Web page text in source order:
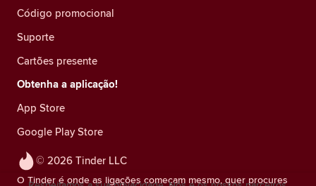
© 2026 Tinder LLC
O Tinder é onde as ligações começam mesmo, quer procures
Código promocional
Suporte
Cartões presente
Obtenha a aplicação!
App Store
Google Play Store